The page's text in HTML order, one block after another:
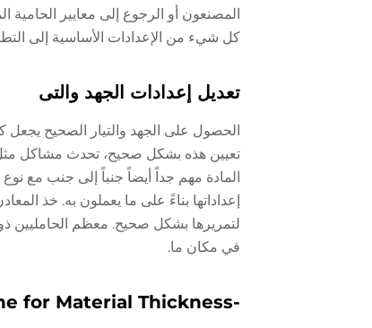
المصنعون أو الرجوع إلى معايير
كل شيء من الإعدادات الأساسية إلى
تعديل إعدادات الجهد والتى
الحصول على الجهد والتيار الصحيح
تعيين هذه بشكل صحيح، تحدث مشاكل
المادة مهم جداً أيضاً جنباً إلى جنب مع
إعداداتها بناءً على ما يعملون به. خذ
لتمريرها بشكل صحيح. معظم الحامليين
في مكان ما.
-Calibrating the Arc Welding Machine for Material Thickness